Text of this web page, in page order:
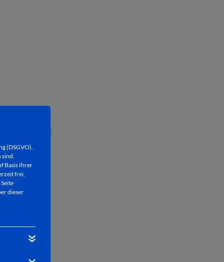
(DSGVO).
sind.
Basis Ihrer
frei,
dieser
Hersfeld